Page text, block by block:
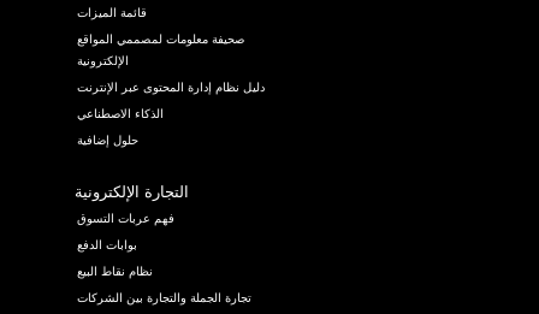
قائمة الميزات
صحيفة معلومات لمصممي المواقع
الإلكترونية
دليل نظام إدارة المحتوى عبر الإنترنت
الذكاء الاصطناعي
حلول إضافية
التجارة الإلكترونية
فهم عربات التسوق
بوابات الدفع
نظام نقاط البيع
تجارة الجملة والتجارة بين الشركات